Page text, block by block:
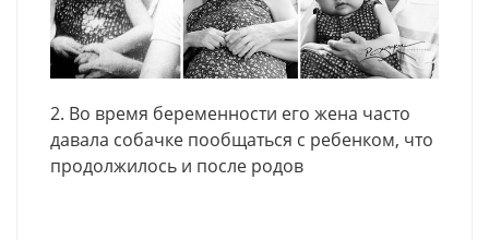
2. Во время беременности его жена часто
давала собачке пообщаться с ребенком, что
продолжилось и после родов